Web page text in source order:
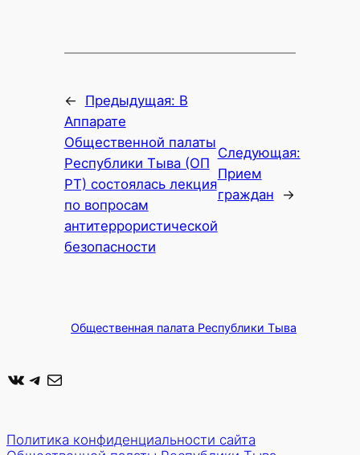
← Предыдущая: В
Аппарате
Общественной палаты
Республики Тыва (ОП
РТ) состоялась лекция
по вопросам
антитеррористической
безопасности
Следующая:
Прием
граждан
→
Общественная палата Республики Тыва
ВКонтакте Telegram Почта
Политика конфиденциальности сайта